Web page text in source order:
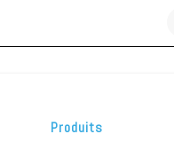
Produits